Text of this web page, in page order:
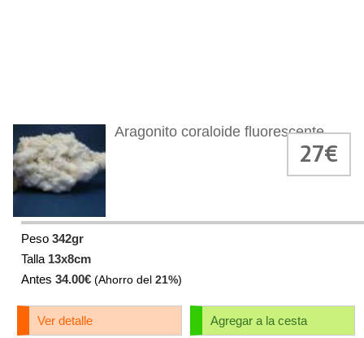
Aragonito coraloide fluorescente
27€
Peso 342gr
Talla 13x8cm
Antes 34.00€ (Ahorro del 21%)
Agregar a la cesta
Ver detalle